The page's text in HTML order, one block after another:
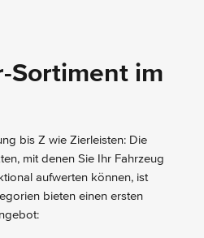
Sortiment im
bis Z wie Zierleisten: Die
mit denen Sie Ihr Fahrzeug
aufwerten können, ist
bieten einen ersten